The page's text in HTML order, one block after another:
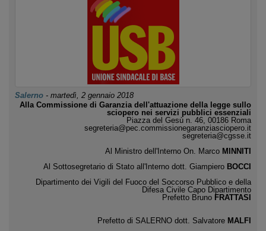
Salerno - martedì, 2 gennaio 2018
Alla Commissione di Garanzia dell'attuazione della legge sullo
sciopero nei servizi pubblici essenziali
Piazza del Gesù n. 46, 00186 Roma
segreteria@pec.commissionegaranziasciopero.it
segreteria@cgsse.it
Al Ministro dell'Interno On. Marco MINNITI
Al Sottosegretario di Stato all'Interno dott. Giampiero BOCCI
Dipartimento dei Vigili del Fuoco del Soccorso Pubblico e della
Difesa Civile Capo Dipartimento
Prefetto Bruno FRATTASI
Prefetto di SALERNO dott. Salvatore MALFI